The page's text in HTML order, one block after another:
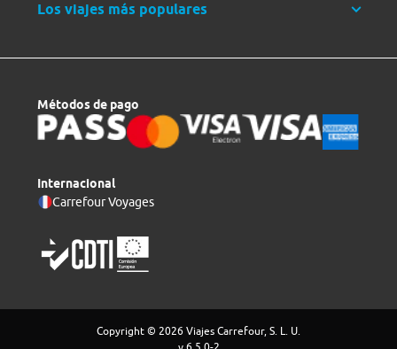
Los viajes más populares
Métodos de pago
Internacional
Carrefour Voyages
Copyright © 2026 Viajes Carrefour, S. L. U.